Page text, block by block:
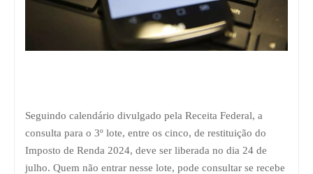
Seguindo calendário divulgado pela Receita Federal, a
consulta para o 3º lote, entre os cinco, de restituição do
Imposto de Renda 2024, deve ser liberada no dia 24 de
julho. Quem não entrar nesse lote, pode consultar se recebe